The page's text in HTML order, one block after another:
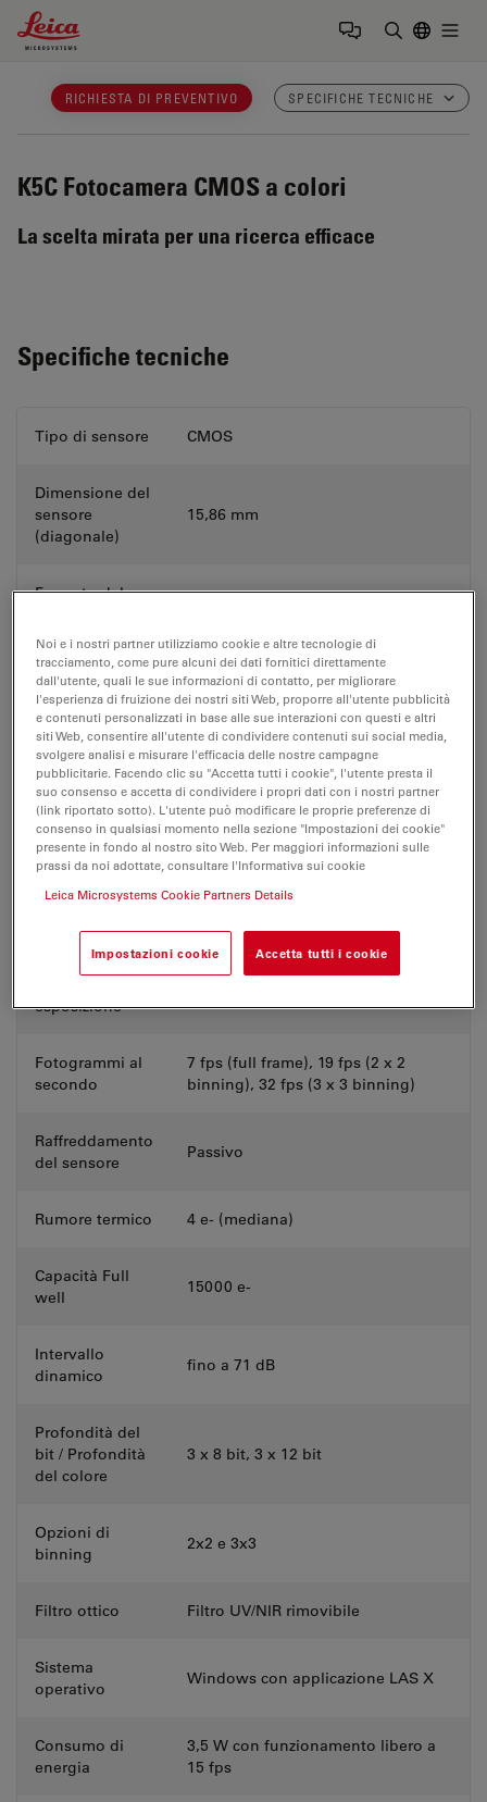
Leica Microsystems Logo
RICHIESTA DI PREVENTIVO SPECIFICHE TECNICHE
K5C Fotocamera CMOS a colori
La scelta mirata per una ricerca efficace
Specifiche tecniche
Tipo di sensore CMOS
Dimensione del
sensore
(diagonale)
15,86 mm
Formato del
Dimensioni dei
pixel
2,4 μm x 2,4 μm
Modalità
otturatore
Laminazione
Interfaccia dati USB 3
Interfaccia
stereomicroscopio; 1,0x (11 541 510)
microscopio ottico
esposizione
Fotogrammi al
secondo
7 fps (full frame), 19 fps (2 x 2
binning), 32 fps (3 x 3 binning)
Raffreddamento
del sensore
Passivo
Rumore termico 4 e- (mediana)
Capacità Full
well
15000 e-
Intervallo
dinamico
fino a 71 dB
Profondità del
bit / Profondità
del colore
3 x 8 bit, 3 x 12 bit
Opzioni di
binning
2x2 e 3x3
Filtro ottico Filtro UV/NIR rimovibile
Sistema
operativo
Windows con applicazione LAS X
Consumo di
energia
3,5 W con funzionamento libero a
15 fps
Noi e i nostri partner utilizziamo cookie e altre tecnologie di
tracciamento, come pure alcuni dei dati fornitici direttamente
dall'utente, quali le sue informazioni di contatto, per migliorare
l'esperienza di fruizione dei nostri siti Web, proporre all'utente pubblicità
e contenuti personalizzati in base alle sue interazioni con questi e altri
siti Web, consentire all'utente di condividere contenuti sui social media,
svolgere analisi e misurare l'efficacia delle nostre campagne
pubblicitarie. Facendo clic su "Accetta tutti i cookie", l'utente presta il
suo consenso e accetta di condividere i propri dati con i nostri partner
(link riportato sotto). L'utente può modificare le proprie preferenze di
consenso in qualsiasi momento nella sezione "Impostazioni dei cookie"
presente in fondo al nostro sito Web. Per maggiori informazioni sulle
prassi da noi adottate, consultare l'Informativa sui cookie
Leica Microsystems Cookie Partners Details
Impostazioni cookie Accetta tutti i cookie